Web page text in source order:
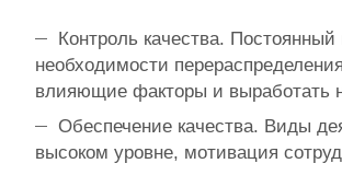
Контроль качества.
необходимости
влияющие факторы и выработать
Обеспечение качества. Виды
высоком уровне, мотивация